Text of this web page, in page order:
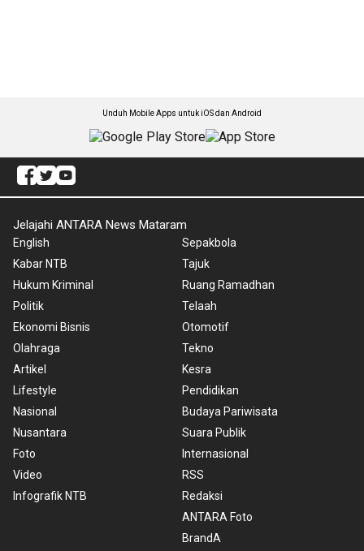
Unduh Mobile Apps untuk iOS dan Android
Jelajahi ANTARA News Mataram
English
Kabar NTB
Hukum Kriminal
Politik
Ekonomi Bisnis
Olahraga
Artikel
Lifestyle
Nasional
Nusantara
Foto
Video
Infografik NTB
Sepakbola
Tajuk
Ruang Ramadhan
Telaah
Otomotif
Tekno
Kesra
Pendidikan
Budaya Pariwisata
Suara Publik
Internasional
RSS
Redaksi
ANTARA Foto
BrandA